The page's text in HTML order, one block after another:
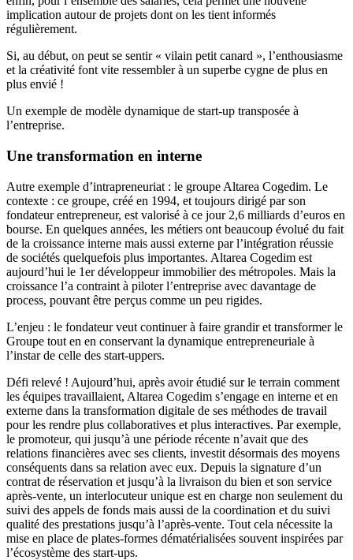
implication autour de projets dont on les tient informés
régulièrement.
Si, au début, on peut se sentir « vilain petit canard », l’enthousiasme
et la créativité font vite ressembler à un superbe cygne de plus en
plus envié !
Un exemple de modèle dynamique de start-up transposée à
l’entreprise.
Une transformation en interne
Autre exemple d’intrapreneuriat : le groupe Altarea Cogedim. Le
contexte : ce groupe, créé en 1994, et toujours dirigé par son
fondateur entrepreneur, est valorisé à ce jour 2,6 milliards d’euros en
bourse. En quelques années, les métiers ont beaucoup évolué du fait
de la croissance interne mais aussi externe par l’intégration réussie
de sociétés quelquefois plus importantes. Altarea Cogedim est
aujourd’hui le 1er développeur immobilier des métropoles. Mais la
croissance l’a contraint à piloter l’entreprise avec davantage de
process, pouvant être perçus comme un peu rigides.
L’enjeu : le fondateur veut continuer à faire grandir et transformer le
Groupe tout en en conservant la dynamique entrepreneuriale à
l’instar de celle des start-uppers.
Défi relevé ! Aujourd’hui, après avoir étudié sur le terrain comment
les équipes travaillaient, Altarea Cogedim s’engage en interne et en
externe dans la transformation digitale de ses méthodes de travail
pour les rendre plus collaboratives et plus interactives. Par exemple,
le promoteur, qui jusqu’à une période récente n’avait que des
relations financières avec ses clients, investit désormais des moyens
conséquents dans sa relation avec eux. Depuis la signature d’un
contrat de réservation et jusqu’à la livraison du bien et son service
après-vente, un interlocuteur unique est en charge non seulement du
suivi des appels de fonds mais aussi de la coordination et du suivi
qualité des prestations jusqu’à l’après-vente. Tout cela nécessite la
mise en place de plates-formes dématérialisées souvent inspirées par
l’écosystème des start-ups.